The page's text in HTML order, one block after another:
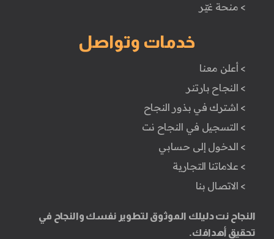
> منحة غيّر
خدمات وتواصل
> أعلن معنا
> النجاح بارتنر
> اشترك في بذور النجاح
> التسجيل في النجاح نت
> الدخول إلى حسابي
> علاماتنا التجارية
> الاتصال بنا
النجاح نت دليلك الموثوق لتطوير نفسك والنجاح في
تحقيق أهدافك.